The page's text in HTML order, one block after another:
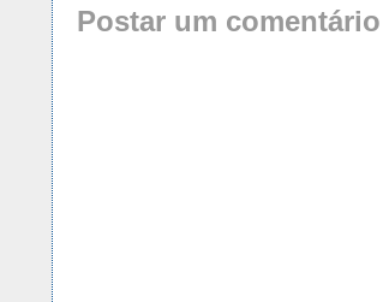
Postar um comentário